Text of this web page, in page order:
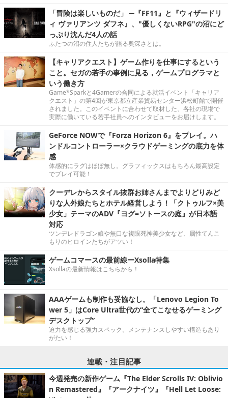
「冒険は楽しいものだ」 ─『FF11』と『ウィザードリ
ィ ヴァリアンツ ダフネ』、"優しくないRPG"の沼にど
っぷり沈んだ4人の話
ふたつの沼の住人たちが語る奥深さとは。
【キャリアクエスト】ゲーム作りを仕事にするという
こと。セガの若手の事例に見る，ゲームプログラマと
いう働き方
Game*Sparkと4Gamerの合同による就活イベント「キャリア
クエスト」の第4回が東京都立産業貿易センター浜松町館で開催
されました。このイベントに合わせて取材した、各社の現場で
実際に働いている若手社員へのインタビューをお届けします。
GeForce NOWで『Forza Horizon 6』をプレイ。ハ
ンドルコントローラー×クラウドゲーミングの底力を体
感
体感的にラグはほぼ無し。グラフィックスはもちろん最高設定
でプレイ可能！
クーデレからスタイル抜群お姉さんまでよりどりみど
りな人外娘たちとホテル経営しよう！「クトゥルフ×美
少女」テーマのADV『ヨグ=ソトースの庭』が日本語
対応
ツンデレドラゴン娘や無口な複眼死神美少女など、属性てんこ
もりのヒロインたちがアツい！
ゲームコマースの最前線ーXsolla特集
Xsollaの最新情報はこちらから！
AAAゲームも制作も妥協なし。「Lenovo Legion To
wer 5」はCore Ultra世代の“全てこなせるゲーミング
デスクトップ”
迫力を感じる強力スペック。メンテナンスしやすい構造もあり
がたい！
連載・注目記事
今週発売の新作ゲーム『The Elder Scrolls IV: Oblivio
n Remastered』『アークナイツ』『Hell Let Loose: